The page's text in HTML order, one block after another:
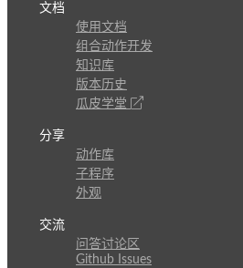
文档
使用文档
组合动作开发
知识库
版本历史
瓜皮学堂
分享
动作库
子程序
外观
交流
问答讨论区
Github Issues